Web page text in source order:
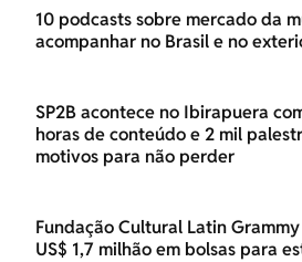
10 podcasts sobre mercado da
acompanhar no Brasil e no
SP2B acontece no Ibirapuera
horas de conteúdo e 2 mil
motivos para não perder
Fundação Cultural Latin
US$ 1,7 milhão em bolsas para